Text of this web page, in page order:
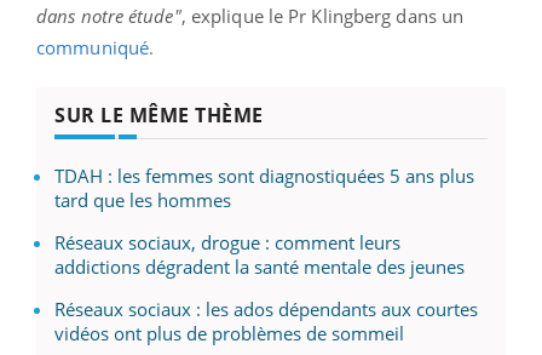
dans notre étude", explique le Pr Klingberg dans un
communiqué.
SUR LE MÊME THÈME
TDAH : les femmes sont diagnostiquées 5 ans plus
tard que les hommes
Réseaux sociaux, drogue : comment leurs
addictions dégradent la santé mentale des jeunes
Réseaux sociaux : les ados dépendants aux courtes
vidéos ont plus de problèmes de sommeil